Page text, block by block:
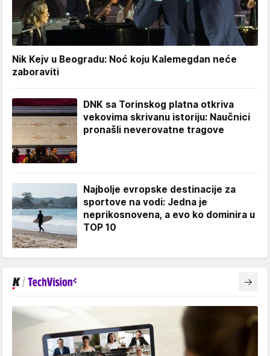
Nik Kejv u Beogradu: Noć koju Kalemegdan neće
zaboraviti
DNK sa Torinskog platna otkriva
vekovima skrivanu istoriju: Naučnici
pronašli neverovatne tragove
Najbolje evropske destinacije za
sportove na vodi: Jedna je
neprikosnovena, a evo ko dominira u
TOP 10